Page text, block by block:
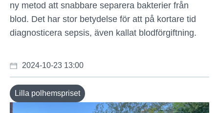
ny metod att snabbare separera bakterier från
blod. Det har stor betydelse för att på kortare tid
diagnosticera sepsis, även kallat blodförgiftning.
2024-10-23 13:00
Lilla polhemspriset